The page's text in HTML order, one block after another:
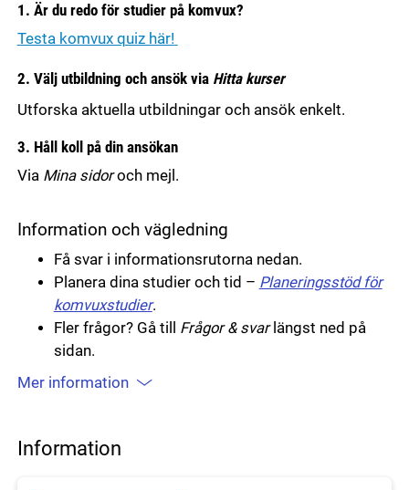
1. Är du redo för studier på komvux?
Testa komvux quiz här!
2. Välj utbildning och ansök via Hitta kurser
Utforska aktuella utbildningar och ansök enkelt.
3. Håll koll på din ansökan
Via Mina sidoroch mejl.
Information och vägledning
Få svar i informationsrutorna nedan.
Planera dina studier och tid – Planeringsstöd för
komvuxstudier.
Fler frågor? Gå till Frågor & svarlängst ned på
sidan.
Mer information
Information